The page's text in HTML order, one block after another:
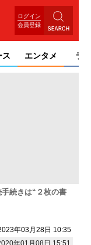
ログイン
会員登録
ス エンタメ ライ
続きは“２枚の書
年03月28日 10:35
年01月08日 15:51